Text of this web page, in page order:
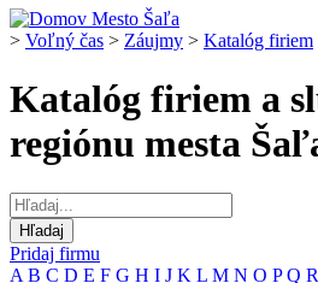
> Voľný čas > Záujmy > Katalóg firiem
Katalóg firiem a
regiónu mesta
Pridaj firmu
A B C D E F G H I J K L M N O P Q R